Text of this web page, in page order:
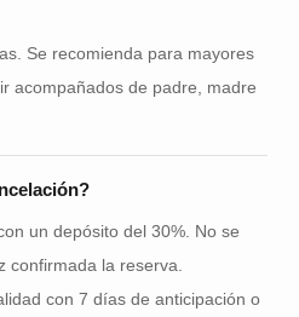
Se recomienda para mayores
acompañados de padre, madre
un depósito del 30%. No se
confirmada la reserva.
con 7 días de anticipación o